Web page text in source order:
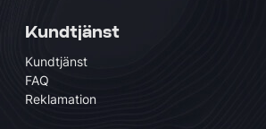
Kundtjänst
Kundtjänst
FAQ
Reklamation